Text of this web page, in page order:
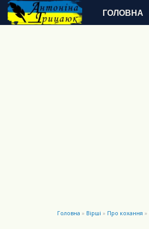
ГОЛОВНА
Головна » Вірші » Про кохання »